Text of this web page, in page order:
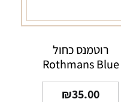
רוטמנס כחול
Rothmans Blue
₪35.00